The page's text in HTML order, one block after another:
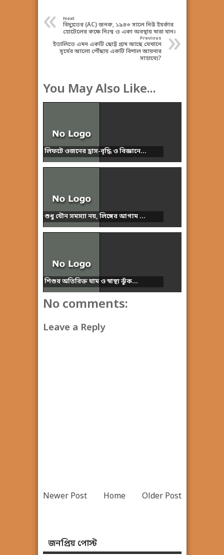
« Next
বিদ্যুতের (AC) জনক, ১৯৪৩ সালে নিউ ইয়র্কার
হোটেলের কক্ষে নিঃস্ব ও একা অবস্থায় মারা যান।
»
Previous
ইতালিতে এমন একটি ছোট্ট গ্রাম আছে যেখানে
সূর্যের আলো পৌঁছায় একটি বিশাল আয়নার
সাহায্যে?
You May Also Like...
লিফটে ওজনের হ্রাস-বৃদ্ধি ও বিজ্ঞানে...
শুধু যৌন সমস্যা নয়, লিঙ্গের আগাম ...
শিশুর অতিরিক্ত ঘাম ও স্বাস্থ্য ঝুঁক...
No comments:
Leave a Reply
Newer Post Older Post
Home
জনপ্রিয় পোস্ট